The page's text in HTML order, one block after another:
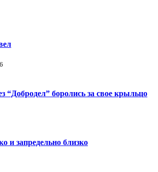
“Добродел” боролись за свое крыльцо
и запредельно близко